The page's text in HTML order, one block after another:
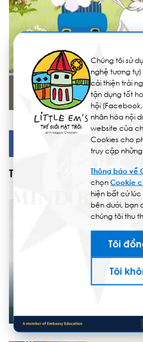
Tin tức
Chúng tôi sử
nghệ tương
cải thiện trải
tận dụng tốt
hội
nhân hóa nội
website của
Cookies cho
truy cập
Thông báo về
chọnCookie
hiện bất cứ
bên dưới, bạn
chúng tôi thu
Tôi
Tôi